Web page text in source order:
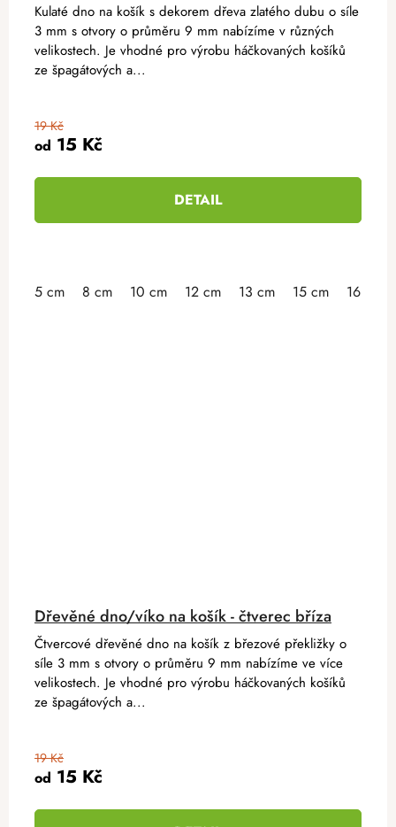
od 15 Kč
19 Kč
DETAIL
Kulaté dno na košík s dekorem dřeva zlatého dubu o síle
3 mm s otvory o průměru 9 mm nabízíme v různých
velikostech. Je vhodné pro výrobu háčkovaných košíků
ze špagátových a...
5 cm 8 cm 10 cm 12 cm 13 cm 15 cm 16 cm
Dřevěné dno/víko na košík - čtverec bříza
od 15 Kč
19 Kč
Čtvercové dřevěné dno na košík z březové překližky o
síle 3 mm s otvory o průměru 9 mm nabízíme ve více
velikostech. Je vhodné pro výrobu háčkovaných košíků
ze špagátových a...